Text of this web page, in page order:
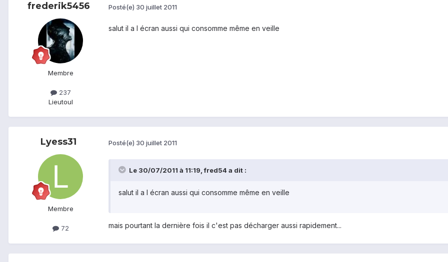
frederik5456
Membre
237
Lieutoul
Posté(e) 30 juillet 2011
salut il a l écran aussi qui consomme même en veille
Lyess31
Membre
72
Posté(e) 30 juillet 2011
Le 30/07/2011 à 11:19, fred54 a dit :
salut il a l écran aussi qui consomme même en veille
mais pourtant la dernière fois il c'est pas décharger aussi rapidement...